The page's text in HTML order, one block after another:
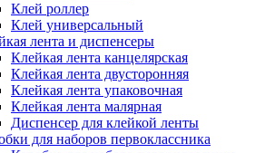
Клей роллер
Клей универсальный
лента и диспенсеры
Клейкая лента канцелярская
Клейкая лента двусторонняя
Клейкая лента упаковочная
Клейкая лента малярная
Диспенсер для клейкой ленты
для наборов первоклассника